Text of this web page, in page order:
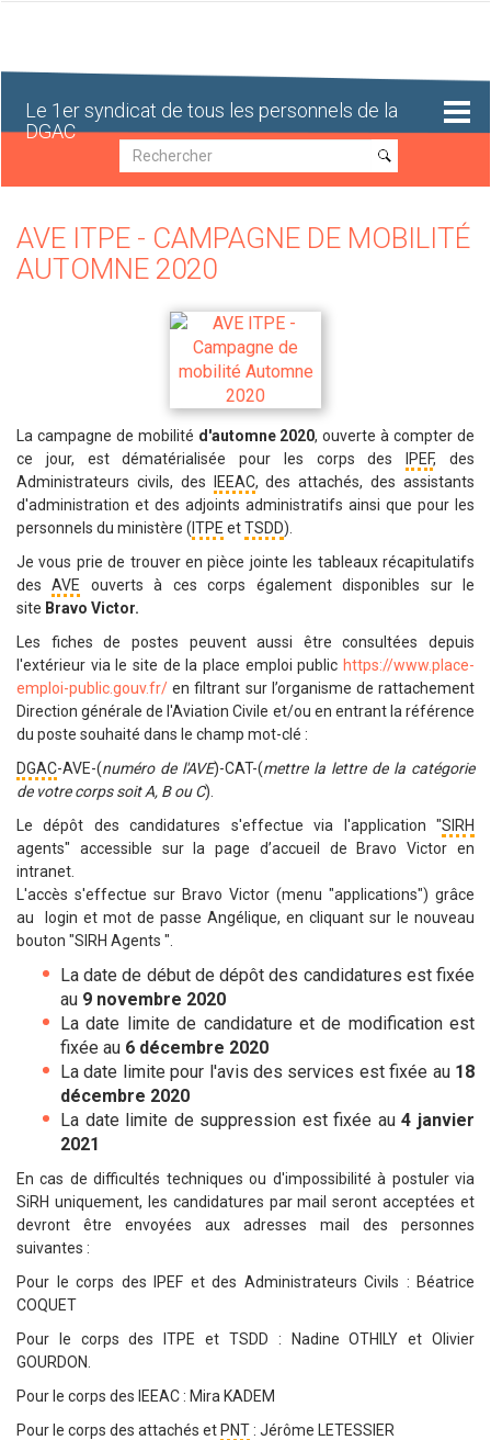
Le 1er syndicat de tous les personnels de la
DGAC
Recherche
Recherche
AVE ITPE - CAMPAGNE DE MOBILITÉ
AUTOMNE 2020
La campagne de mobilité d'automne 2020, ouverte à compter de
ce jour, est dématérialisée pour les corps des
IPEF, des
Administrateurs civils, des
IEEAC, des attachés, des assistants
d'administration et des adjoints administratifs ainsi que pour les
personnels du ministère ( ITPE etTSDD).
Je vous prie de trouver en pièce jointe les tableaux récapitulatifs
desAVE ouverts à ces corps
également disponibles sur le
site Bravo Victor.
Les fiches de postes peuvent aussi être consultées depuis
l'extérieur via le site de la place emploi public https://www.place-
emploi-public.gouv.fr/ en filtrant sur l’organisme de rattachement
Direction générale de l'Aviation Civile et/ou en entrant la référence
du poste souhaité dans le champ mot-clé :
DGAC-AVE-(numéro de l'AVE)-CAT-(mettre la lettre de la catégorie
de votre corps soit A, B ou C).
Le dépôt des candidatures s'effectue via l'application "SIRH
agents" accessible sur la page d’accueil de Bravo Victor en
intranet.
L'accès s'effectue sur Bravo Victor (menu "applications") grâce
au login et mot de passe Angélique, en cliquant sur le nouveau
bouton "SIRH Agents ".
La date de début de dépôt des candidatures est fixée
au 9 novembre 2020
La date limite de candidature et de modification est
fixée au 6 décembre 2020
La date limite pour l'avis des services est fixée au 18
décembre 2020
La date limite de suppression est fixée au4 janvier
2021
En cas de difficultés techniques ou d'impossibilité à postuler via
SiRH uniquement, les candidatures par mail seront acceptées et
devront être envoyées aux adresses mail des personnes
suivantes :
Pour le corps des IPEF et des Administrateurs Civils : Béatrice
COQUET
Pour le corps des ITPE et TSDD : Nadine OTHILY et Olivier
GOURDON.
Pour le corps des IEEAC : Mira KADEM
Pour le corps des attachés et PNT : Jérôme LETESSIER